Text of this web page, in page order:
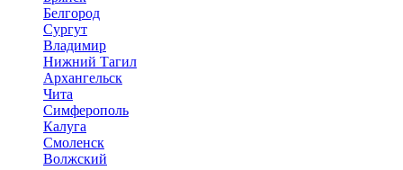
Белгород
Сургут
Владимир
Нижний Тагил
Архангельск
Чита
Симферополь
Калуга
Смоленск
Волжский